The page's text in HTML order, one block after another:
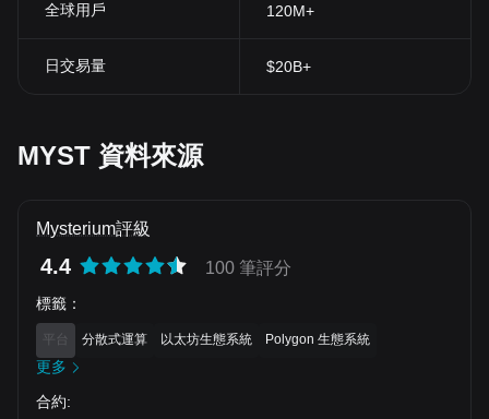
全球用戶 120M+
日交易量 $20B+
MYST 資料來源
Mysterium評級
4.4 100 筆評分
標籤 ：
平台 分散式運算 以太坊生態系統 Polygon 生態系統
更多
合約: